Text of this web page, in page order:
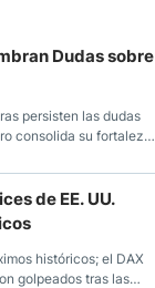
Dudas sobre
persisten las dudas
consolida su fortaleza
desde Estados
de EE. UU.
históricos; el DAX
golpeados tras las